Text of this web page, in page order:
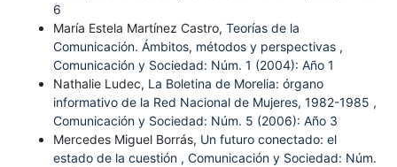
6
María Estela Martínez Castro, Teorías de la
Comunicación. Ámbitos, métodos y perspectivas ,
Comunicación y Sociedad: Núm. 1 (2004): Año 1
Nathalie Ludec, La Boletina de Morelia: órgano
informativo de la Red Nacional de Mujeres, 1982-1985 ,
Comunicación y Sociedad: Núm. 5 (2006): Año 3
Mercedes Miguel Borrás, Un futuro conectado: el
estado de la cuestión , Comunicación y Sociedad: Núm.